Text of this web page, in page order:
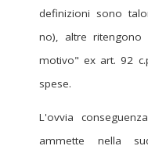
definizioni sono
no), altre
motivo" ex art. 92
spese.
L'ovvia
ammette nella